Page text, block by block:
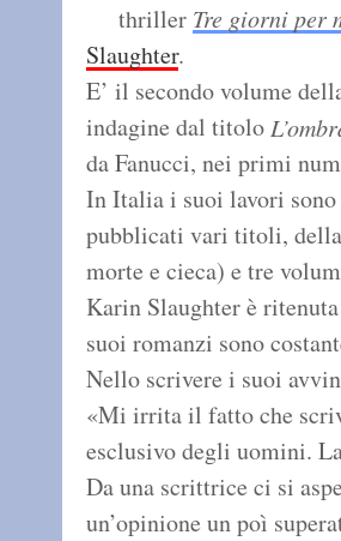
thriller Tre giorni per
Slaughter.
E’ il secondo volume
indagine dal titolo
da Fanucci, nei primi
In Italia i suoi lavori sono
pubblicati vari titoli, della
morte e cieca) e tre
Karin Slaughter è
suoi romanzi sono
Nello scrivere i suoi
«Mi irrita il fatto che
esclusivo degli uomini.
Da una scrittrice ci si
un’opinione un poì